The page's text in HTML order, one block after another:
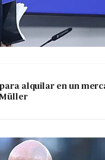
alquilar en un